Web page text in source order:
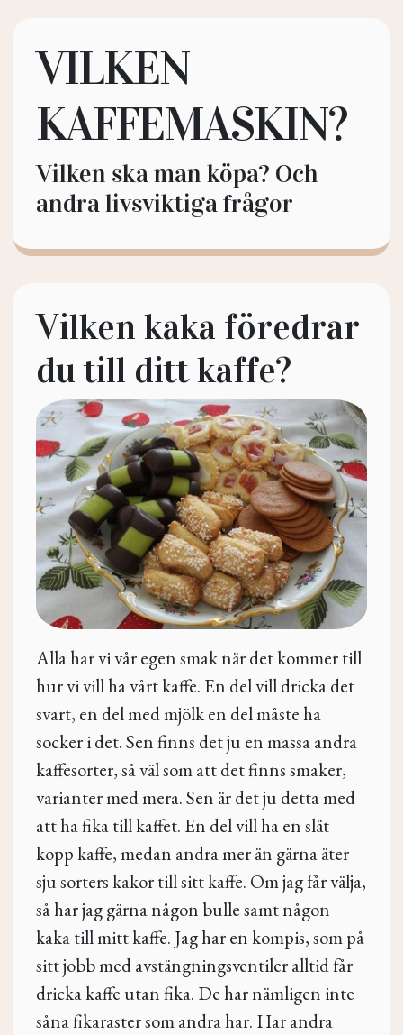
VILKEN
KAFFEMASKIN?
Vilken ska man köpa? Och
andra livsviktiga frågor
Vilken kaka föredrar
du till ditt kaffe?
Alla har vi vår egen smak när det kommer till
hur vi vill ha vårt kaffe. En del vill dricka det
svart, en del med mjölk en del måste ha
socker i det. Sen finns det ju en massa andra
kaffesorter, så väl som att det finns smaker,
varianter med mera. Sen är det ju detta med
att ha fika till kaffet. En del vill ha en slät
kopp kaffe, medan andra mer än gärna äter
sju sorters kakor till sitt kaffe. Om jag får välja,
så har jag gärna någon bulle samt någon
kaka till mitt kaffe. Jag har en kompis, som på
sitt jobb med avstängningsventiler alltid får
dricka kaffe utan fika. De har nämligen inte
såna fikaraster som andra har. Har andra